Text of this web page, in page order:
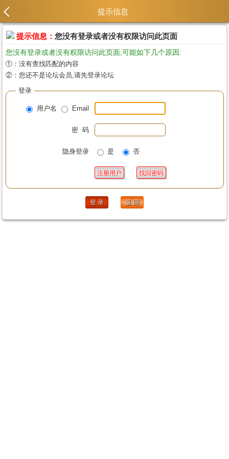
提示信息
提示信息： 您没有登录或者没有权限访问此页面
您没有登录或者没有权限访问此页面,可能如下几个原因:
①：没有查找匹配的内容
②：您还不是论坛会员,请先登录论坛
登录
用户名 Email
密 码
隐身登录 是 否